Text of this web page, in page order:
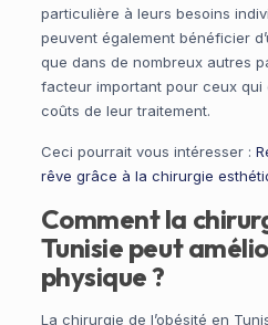
particulière à leurs besoins
peuvent également bénéficier
que dans de nombreux autres
facteur important pour ceux
coûts de leur traitement.
Ceci pourrait vous intéresser :
rêve grâce à la chirurgie
Comment la
Tunisie peut
physique ?
La chirurgie de l’obésité en